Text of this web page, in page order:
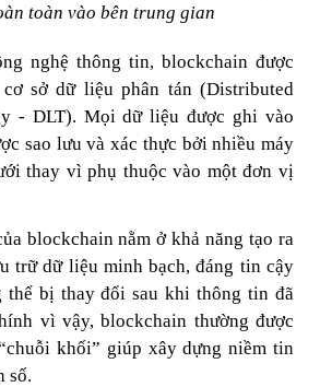
toàn vào bên trung gian
nghệ thông tin, blockchain được
sở dữ liệu phân tán (Distributed
- DLT). Mọi dữ liệu được ghi vào
sao lưu và xác thực bởi nhiều máy
thay vì phụ thuộc vào một đơn vị
blockchain nằm ở khả năng tạo ra
trữ dữ liệu minh bạch, đáng tin cậy
thể bị thay đổi sau khi thông tin đã
vì vậy, blockchain thường được
khối” giúp xây dựng niềm tin
số.